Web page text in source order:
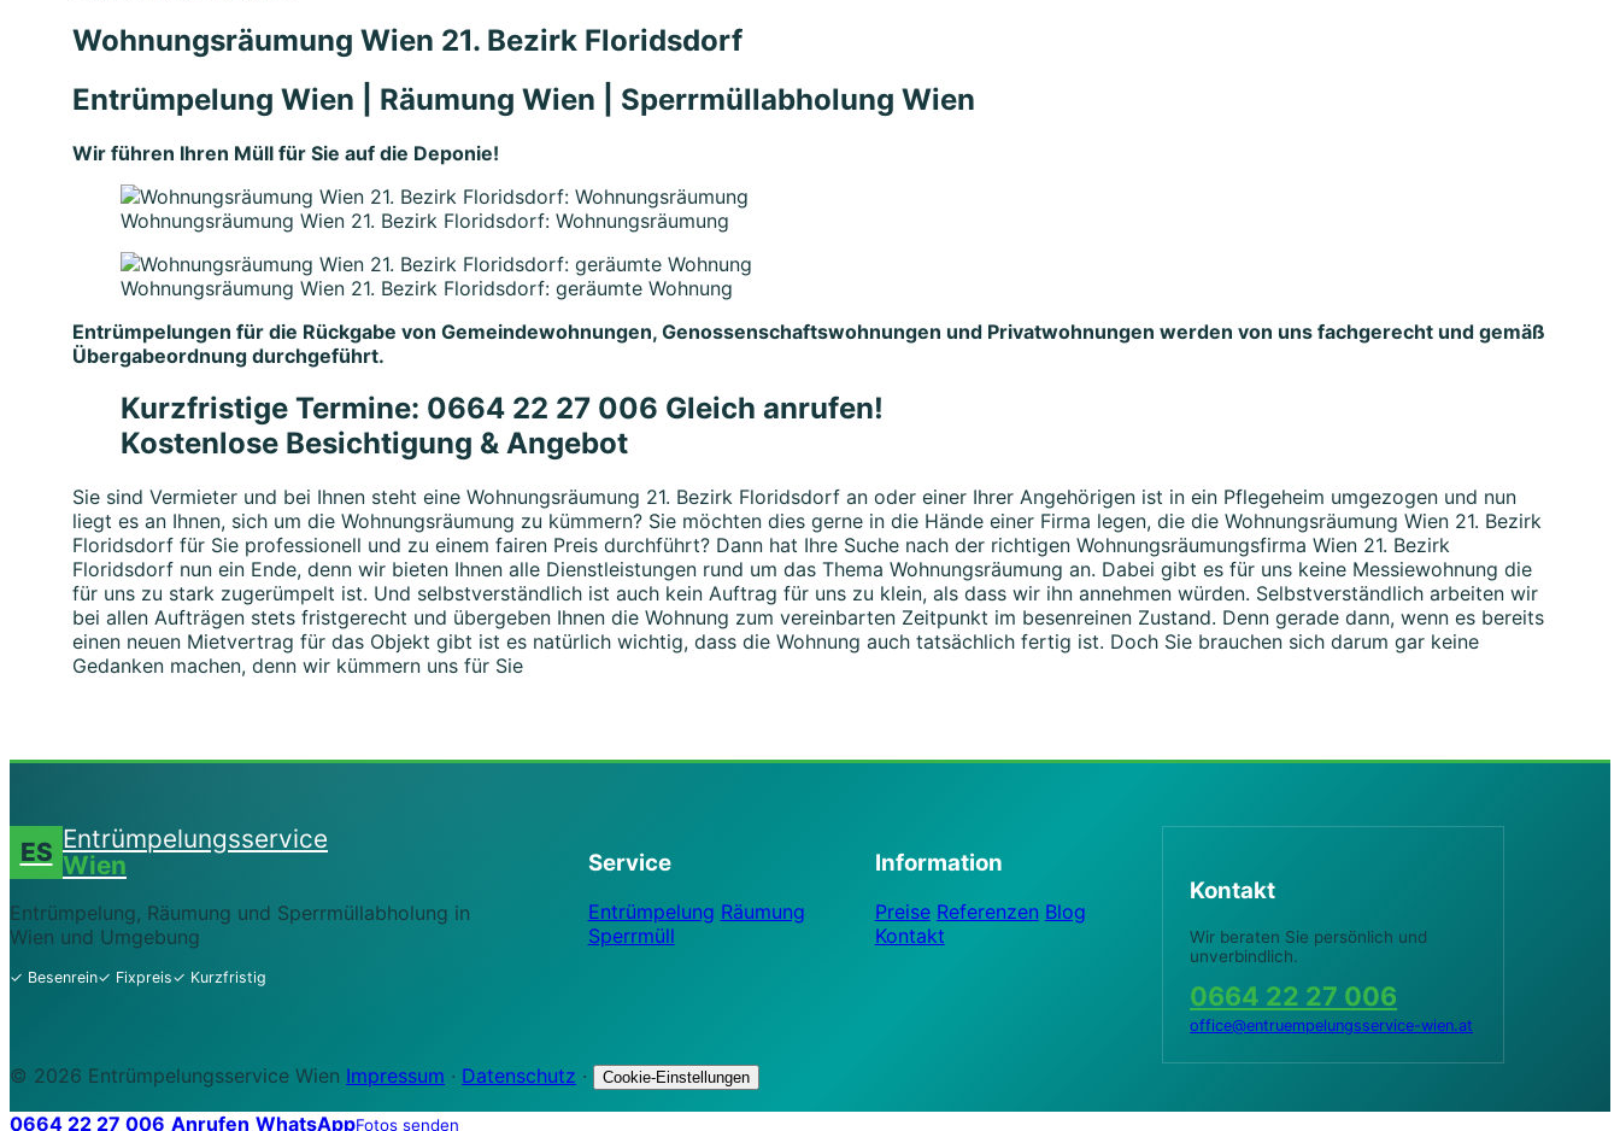
Wohnungsräumung Wien 21. Bezirk Floridsdorf
Entrümpelung Wien | Räumung Wien | Sperrmüllabholung Wien
Wir führen Ihren Müll für Sie auf die Deponie!
Wohnungsräumung Wien 21. Bezirk Floridsdorf: Wohnungsräumung
Wohnungsräumung Wien 21. Bezirk Floridsdorf: geräumte Wohnung
Entrümpelungen für die Rückgabe von Gemeindewohnungen, Genossenschaftswohnungen und Privatwohnungen werden von uns fachgerecht und gemäß
Übergabeordnung durchgeführt.
Kurzfristige Termine: 0664 22 27 006 Gleich anrufen!
Kostenlose Besichtigung & Angebot
Sie sind Vermieter und bei Ihnen steht eine Wohnungsräumung 21. Bezirk Floridsdorf an oder einer Ihrer Angehörigen ist in ein Pflegeheim umgezogen und nun
liegt es an Ihnen, sich um die Wohnungsräumung zu kümmern? Sie möchten dies gerne in die Hände einer Firma legen, die die Wohnungsräumung Wien 21. Bezirk
Floridsdorf für Sie professionell und zu einem fairen Preis durchführt? Dann hat Ihre Suche nach der richtigen Wohnungsräumungsfirma Wien 21. Bezirk
Floridsdorf nun ein Ende, denn wir bieten Ihnen alle Dienstleistungen rund um das Thema Wohnungsräumung an. Dabei gibt es für uns keine Messiewohnung die
für uns zu stark zugerümpelt ist. Und selbstverständlich ist auch kein Auftrag für uns zu klein, als dass wir ihn annehmen würden. Selbstverständlich arbeiten wir
bei allen Aufträgen stets fristgerecht und übergeben Ihnen die Wohnung zum vereinbarten Zeitpunkt im besenreinen Zustand. Denn gerade dann, wenn es bereits
einen neuen Mietvertrag für das Objekt gibt ist es natürlich wichtig, dass die Wohnung auch tatsächlich fertig ist. Doch Sie brauchen sich darum gar keine
Gedanken machen, denn wir kümmern uns für Sie
ES Entrümpelungsservice
Wien
Entrümpelung, Räumung und Sperrmüllabholung in
Wien und Umgebung
✓ Besenrein✓ Fixpreis✓ Kurzfristig
Service
Entrümpelung Räumung
Sperrmüll
Information
Preise Referenzen Blog
Kontakt
Kontakt
Wir beraten Sie persönlich und
unverbindlich.
0664 22 27 006
office@entruempelungsservice-wien.at
© 2026 Entrümpelungsservice Wien Impressum · Datenschutz · Cookie-Einstellungen
0664 22 27 006 Anrufen WhatsAppFotos senden